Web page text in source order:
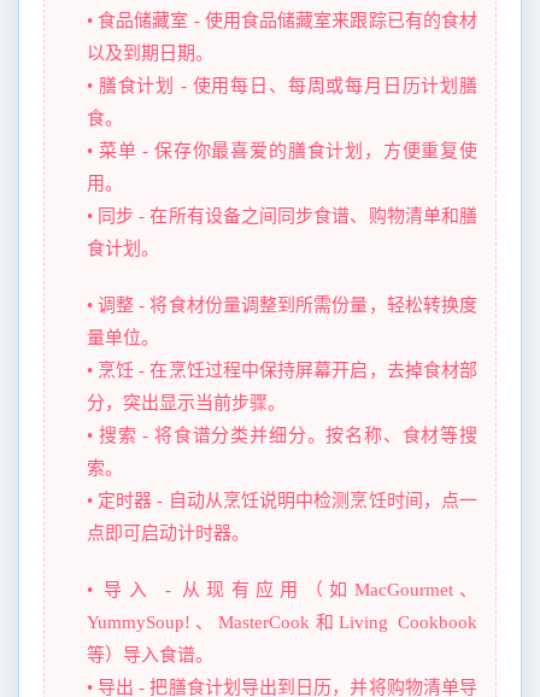
• 食品储藏室 - 使用食品储藏室来跟踪已有的食材
以及到期日期。
• 膳食计划 - 使用每日、每周或每月日历计划膳
食。
• 菜单 - 保存你最喜爱的膳食计划，方便重复使
用。
• 同步 - 在所有设备之间同步食谱、购物清单和膳
食计划。
• 调整 - 将食材份量调整到所需份量，轻松转换度
量单位。
• 烹饪 - 在烹饪过程中保持屏幕开启，去掉食材部
分，突出显示当前步骤。
• 搜索 - 将食谱分类并细分。按名称、食材等搜
索。
• 定时器 - 自动从烹饪说明中检测烹饪时间，点一
点即可启动计时器。
• 导入 - 从现有应用（如MacGourmet、
YummySoup!、MasterCook和Living Cookbook
等）导入食谱。
• 导出 - 把膳食计划导出到日历，并将购物清单导